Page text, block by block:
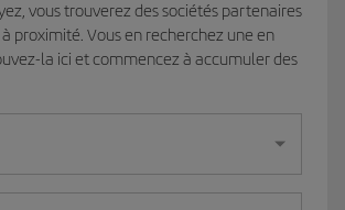
vous trouverez des sociétés partenaires
proximité. Vous en recherchez une en
la ici et commencez à accumuler des